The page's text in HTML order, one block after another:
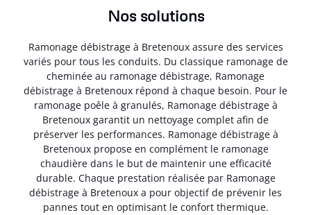
Nos solutions
Ramonage débistrage à Bretenoux assure des services
variés pour tous les conduits. Du classique ramonage de
cheminée au ramonage débistrage, Ramonage
débistrage à Bretenoux répond à chaque besoin. Pour le
ramonage poêle à granulés, Ramonage débistrage à
Bretenoux garantit un nettoyage complet afin de
préserver les performances. Ramonage débistrage à
Bretenoux propose en complément le ramonage
chaudière dans le but de maintenir une efficacité
durable. Chaque prestation réalisée par Ramonage
débistrage à Bretenoux a pour objectif de prévenir les
pannes tout en optimisant le confort thermique.